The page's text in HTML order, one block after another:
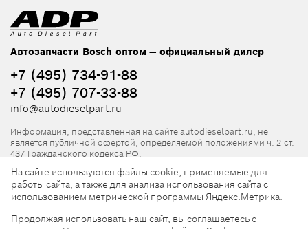
Автозапчасти Bosch оптом — официальный дилер
+7 (495) 734-91-88
+7 (495) 707-33-88
info@autodieselpart.ru
Информация, представленная на сайте autodieselpart.ru, не
является публичной офертой, определяемой положениями ч. 2 ст.
437 Гражданского кодекса РФ.
Нормативная документация
ADP в социальных сетях
На сайте используются файлы cookie, применяемые для
работы сайта, а также для анализа использования сайта с
использованием метрической программы Яндекс.Метрика.
Продолжая использовать наш сайт, вы соглашаетесь с